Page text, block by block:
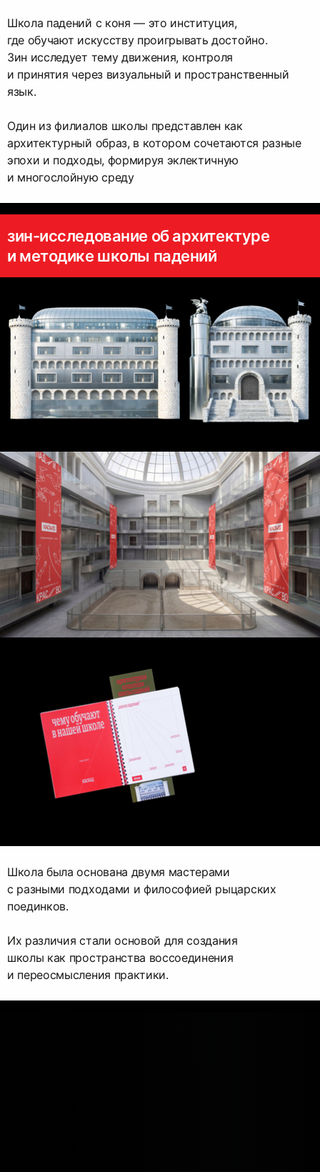
Школа падений с коня — это институция,
где обучают искусству проигрывать достойно.
Зин исследует тему движения, контроля
и принятия через визуальный и пространственный
язык.
Один из филиалов школы представлен как
архитектурный образ, в котором сочетаются разные
эпохи и подходы, формируя эклектичную
и многослойную среду
зин-исследование об архитектуре
и методике школы падений
Школа была основана двумя мастерами
с разными подходами и философией рыцарских
поединков.
Их различия стали основой для создания
школы как пространства воссоединения
и переосмысления практики.